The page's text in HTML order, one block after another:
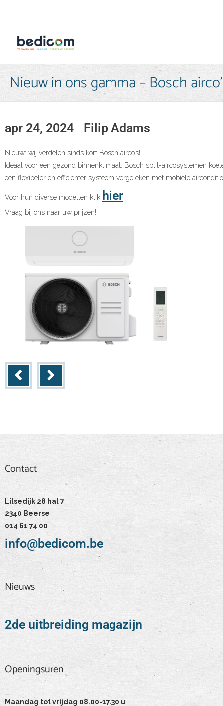
Nieuw in ons gamma – Bosch
apr 24, 2024 Filip Adams
Nieuw: wij verdelen sinds kort Bosch airco’s!
Ideaal voor een gezond binnenklimaat: Bosch split-aircosystemen
een flexibeler en efficiënter systeem vergeleken met mobiele
Voor hun diverse modellen klik hier
Vraag bij ons naar uw prijzen!
Contact
Lilsedijk 28 hal 7
2340 Beerse
014 61 74 00
info@bedicom.be
Nieuws
2de uitbreiding magazijn
Openingsuren
Maandag tot vrijdag 08.00-17.30 u